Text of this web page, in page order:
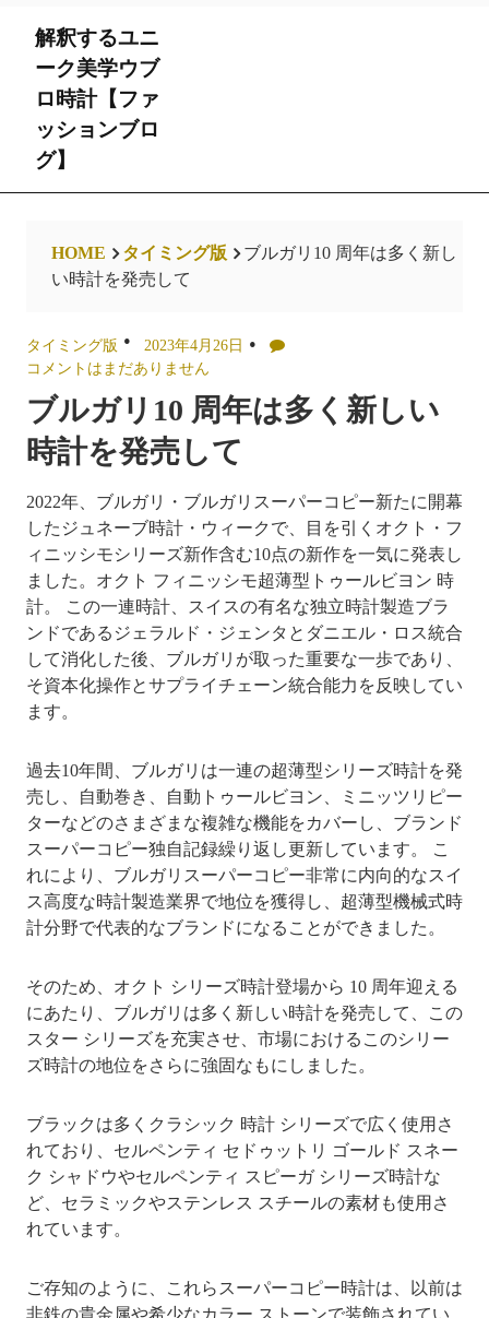
content
解釈するユニ
ーク美学ウブ
ロ時計【ファ
ッションブロ
グ】
HOME タイミング版
ブルガリ10 周年は多く新し
い時計を発売して
タイミング版
2023年4月26日
コメントはまだありません
ブルガリ10 周年は多く新しい
時計を発売して
2022年、ブルガリ・ブルガリスーパーコピー新たに開幕
したジュネーブ時計・ウィークで、目を引くオクト・フ
ィニッシモシリーズ新作含む10点の新作を一気に発表し
ました。オクト フィニッシモ超薄型トゥールビヨン 時
計。 この一連時計、スイスの有名な独立時計製造ブラ
ンドであるジェラルド・ジェンタとダニエル・ロス統合
して消化した後、ブルガリが取った重要な一歩であり、
そ資本化操作とサプライチェーン統合能力を反映してい
ます。
過去10年間、ブルガリは一連の超薄型シリーズ時計を発
売し、自動巻き、自動トゥールビヨン、ミニッツリピー
ターなどのさまざまな複雑な機能をカバーし、ブランド
スーパーコピー独自記録繰り返し更新しています。 こ
れにより、ブルガリスーパーコピー非常に内向的なスイ
ス高度な時計製造業界で地位を獲得し、超薄型機械式時
計分野で代表的なブランドになることができました。
そのため、オクト シリーズ時計登場から 10 周年迎える
にあたり、ブルガリは多く新しい時計を発売して、この
スター シリーズを充実させ、市場におけるこのシリー
ズ時計の地位をさらに強固なもにしました。
ブラックは多くクラシック 時計 シリーズで広く使用さ
れており、セルペンティ セドゥットリ ゴールド スネー
ク シャドウやセルペンティ スピーガ シリーズ時計な
ど、セラミックやステンレス スチールの素材も使用さ
れています。
ご存知のように、これらスーパーコピー時計は、以前は
非鉄の貴金属や希少なカラー ストーンで装飾されてい